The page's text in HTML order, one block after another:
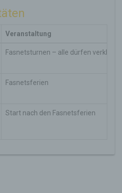
Veranstaltung
Fasnetsturnen – alle dürfen
Fasnetsferien
Start nach den Fasnetsferien